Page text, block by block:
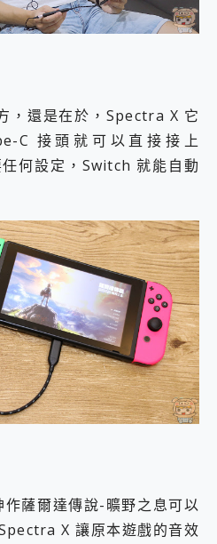
，還是在於，Spectra X 它
C 接頭就可以直接接上
何設定，Switch 就能自動
薩爾達傳說-曠野之息可以
X 讓原本遊戲的音效